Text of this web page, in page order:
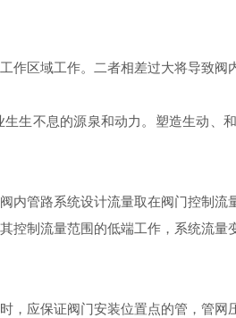
区域工作。二者相差过大将导致阀
生不息的源泉和动力。塑造生动、
管路系统设计流量取在阀门控制
制流量范围的低端工作，系统流
应保证阀门安装位置点的管，管网